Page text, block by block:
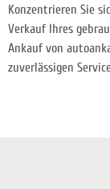
Konzentrieren Sie
Verkauf Ihres
Ankauf von
zuverlässigen